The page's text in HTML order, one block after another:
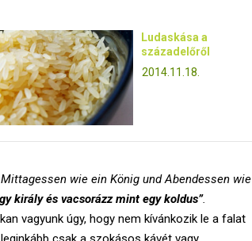
Ludaskása a
századelőről
2014.11.18.
wie ein König und Abendessen wie
király és vacsorázz mint egy koldus”.
vagyunk úgy, hogy nem kívánkozik le a falat